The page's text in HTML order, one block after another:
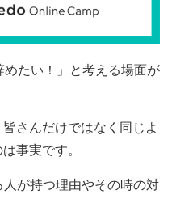
たい！」と考える場面が
さんだけではなく同じよ
事実です。
が持つ理由やその時の対